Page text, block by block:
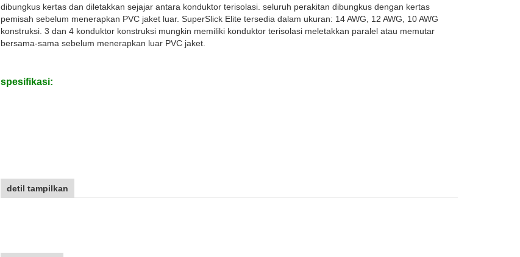
dibungkus kertas dan diletakkan sejajar antara konduktor terisolasi. seluruh perakitan dibungkus dengan kertas
pemisah sebelum menerapkan PVC jaket luar. SuperSlick Elite tersedia dalam ukuran: 14 AWG, 12 AWG, 10 AWG
konstruksi. 3 dan 4 konduktor konstruksi mungkin memiliki konduktor terisolasi meletakkan paralel atau memutar
bersama-sama sebelum menerapkan luar PVC jaket.
spesifikasi:
detil tampilkan